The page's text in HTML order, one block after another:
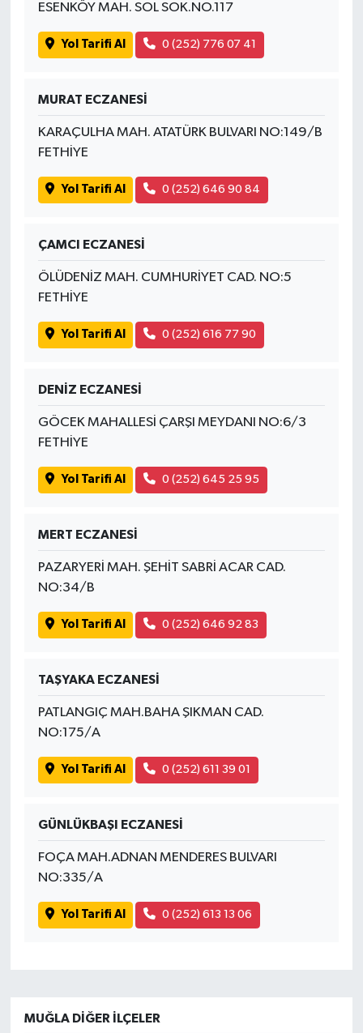
ESENKÖY MAH. SOL SOK.NO.117
Yol Tarifi Al 0 (252) 776 07 41
MURAT ECZANESİ
KARAÇULHA MAH. ATATÜRK BULVARI NO:149/B
FETHİYE
Yol Tarifi Al 0 (252) 646 90 84
ÇAMCI ECZANESİ
ÖLÜDENİZ MAH. CUMHURİYET CAD. NO:5
FETHİYE
Yol Tarifi Al 0 (252) 616 77 90
DENİZ ECZANESİ
GÖCEK MAHALLESİ ÇARŞI MEYDANI NO:6/3
FETHİYE
Yol Tarifi Al 0 (252) 645 25 95
MERT ECZANESİ
PAZARYERİ MAH. ŞEHİT SABRİ ACAR CAD.
NO:34/B
Yol Tarifi Al 0 (252) 646 92 83
TAŞYAKA ECZANESİ
PATLANGIÇ MAH.BAHA ŞIKMAN CAD.
NO:175/A
Yol Tarifi Al 0 (252) 611 39 01
GÜNLÜKBAŞI ECZANESİ
FOÇA MAH.ADNAN MENDERES BULVARI
NO:335/A
Yol Tarifi Al 0 (252) 613 13 06
MUĞLA DIĞER İLÇELER